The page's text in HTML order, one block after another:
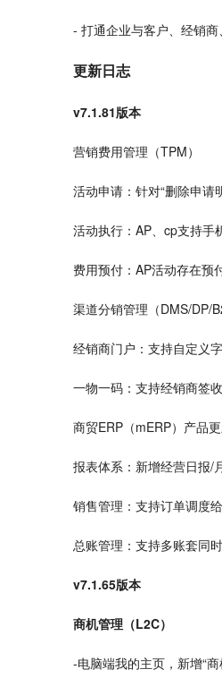
- 打通企业与客户、经销
更新日志
v7.1.81版本
营销费用管理（TPM）
活动申请：针对“删除申请
活动执行：AP、 cp支持手
费用预付：AP活动存在预
渠道分销管理（DMS/DP/
经销商门户：支持自定义
一物一码：支持经销商签
商贸ERP（mERP）产品
报表体系：新增经营日报/
销售管理：支持订单调度
总账管理：支持多账套同
v7.1.65版本
商机管理（L2C）
-电脑端我的主页，新增“商